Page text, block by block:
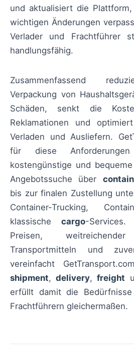
und aktualisiert die
wichtigen Änderungen
Verlader und Frachtführer
handlungsfähig.
Zusammenfassend
Verpackung von
Schäden, senkt die
Reklamationen und
Verladen und Ausliefern.
für diese
kostengünstige und
Angebotssuche über
bis zur finalen Zustellung
Container-Trucking,
klassischecargo-
Preisen,
Transportmitteln und
vereinfacht
shipment,delivery,freight
erfüllt damit die
Frachtführern gleichermaßen.